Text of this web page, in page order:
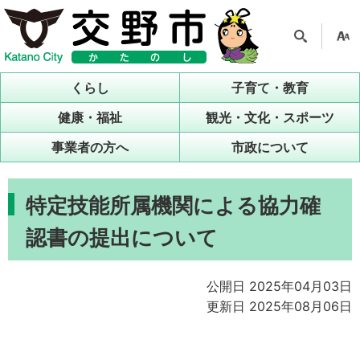
ル
くらし
子育て・教育
健康・福祉
観光・文化・スポーツ
事業者の方へ
市政について
特定技能所属機関による協力確
認書の提出について
公開日 2025年04月03日
更新日 2025年08月06日